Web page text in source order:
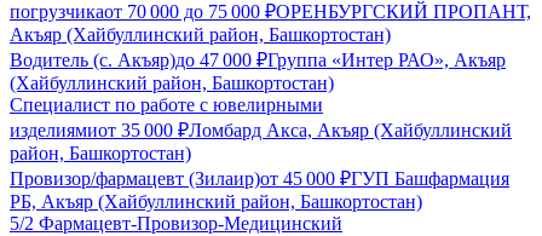
погрузчикаот 70 000 до 75 000 ₽ОРЕНБУРГСКИЙ ПРОПАНТ,
Акъяр (Хайбуллинский район, Башкортостан)
Водитель (с. Акъяр)до 47 000 ₽Группа «Интер РАО», Акъяр
(Хайбуллинский район, Башкортостан)
Специалист по работе с ювелирными
изделиямиот 35 000 ₽Ломбард Акса, Акъяр (Хайбуллинский
район, Башкортостан)
Провизор/фармацевт (Зилаир)от 45 000 ₽ГУП Башфармация
РБ, Акъяр (Хайбуллинский район, Башкортостан)
5/2 Фармацевт-Провизор-Медицинский